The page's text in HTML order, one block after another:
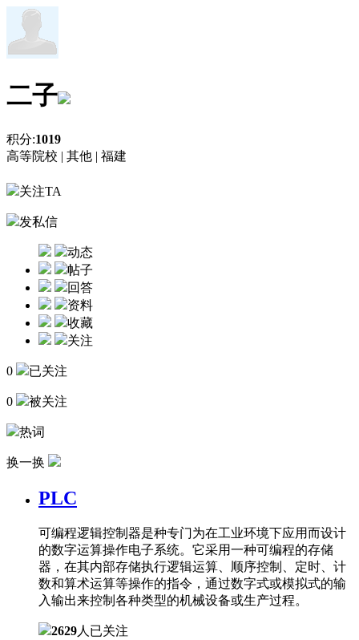
二子
积分:1019
高等院校 | 其他 | 福建
关注TA
发私信
动态
帖子
回答
资料
收藏
关注
0 已关注
0 被关注
热词
换一换
PLC
可编程逻辑控制器是种专门为在工业环境下应用而设计
的数字运算操作电子系统。它采用一种可编程的存储
器，在其内部存储执行逻辑运算、顺序控制、定时、计
数和算术运算等操作的指令，通过数字式或模拟式的输
入输出来控制各种类型的机械设备或生产过程。
2629人已关注